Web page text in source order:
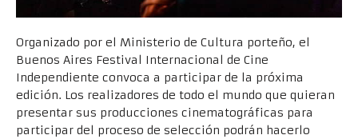
Organizado por el Ministerio de Cultura porteño, el
Buenos Aires Festival Internacional de Cine
Independiente convoca a participar de la próxima
edición. Los realizadores de todo el mundo que quieran
presentar sus producciones cinematográficas para
participar del proceso de selección podrán hacerlo